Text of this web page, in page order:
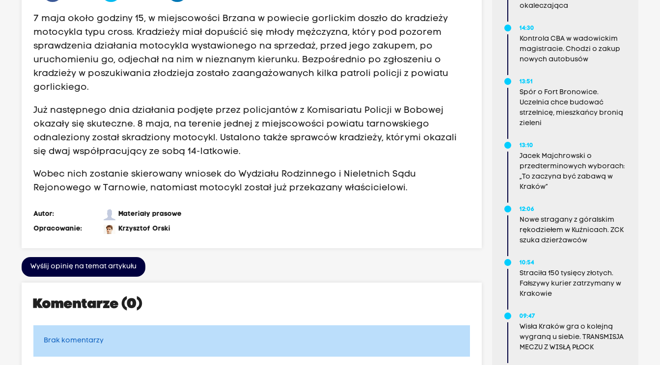
7 maja około godziny 15, w miejscowości Brzana w powiecie gorlickim doszło do kradzieży
motocykla typu cross. Kradzieży miał dopuścić się młody mężczyzna, który pod pozorem
sprawdzenia działania motocykla wystawionego na sprzedaż, przed jego zakupem, po
uruchomieniu go, odjechał na nim w nieznanym kierunku. Bezpośrednio po zgłoszeniu o
kradzieży w poszukiwania złodzieja zostało zaangażowanych kilka patroli policji z powiatu
gorlickiego.
Już następnego dnia działania podjęte przez policjantów z Komisariatu Policji w Bobowej
okazały się skuteczne. 8 maja, na terenie jednej z miejscowości powiatu tarnowskiego
odnaleziony został skradziony motocykl. Ustalono także sprawców kradzieży, którymi okazali
się dwaj współpracujący ze sobą 14-latkowie.
Wobec nich zostanie skierowany wniosek do Wydziału Rodzinnego i Nieletnich Sądu
Rejonowego w Tarnowie, natomiast motocykl został już przekazany właścicielowi.
Autor:
Materiały prasowe
Opracowanie:
Krzysztof Orski
Wyślij opinię na temat artykułu
Komentarze (0)
Brak komentarzy
okaleczająca
14:30
Kontrola CBA w wadowickim
magistracie. Chodzi o zakup
nowych autobusów
13:51
Spór o Fort Bronowice.
Uczelnia chce budować
strzelnicę, mieszkańcy bronią
zieleni
13:10
Jacek Majchrowski o
przedterminowych wyborach:
„To zaczyna być zabawą w
Kraków”
12:06
Nowe stragany z góralskim
rękodziełem w Kuźnicach. ZCK
szuka dzierżawców
10:54
Straciła 150 tysięcy złotych.
Fałszywy kurier zatrzymany w
Krakowie
09:47
Wisła Kraków gra o kolejną
wygraną u siebie. TRANSMISJA
MECZU Z WISŁĄ PŁOCK